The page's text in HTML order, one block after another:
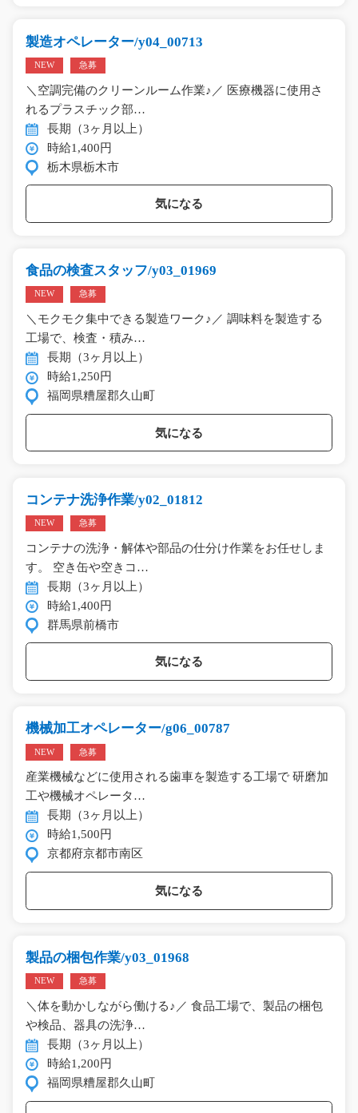
製造オペレーター/y04_00713
NEW 急募
＼空調完備のクリーンルーム作業♪／ 医療機器に使用さ
れるプラスチック部…
長期（3ヶ月以上）
時給1,400円
栃木県栃木市
気になる
食品の検査スタッフ/y03_01969
NEW 急募
＼モクモク集中できる製造ワーク♪／ 調味料を製造する
工場で、検査・積み…
長期（3ヶ月以上）
時給1,250円
福岡県糟屋郡久山町
気になる
コンテナ洗浄作業/y02_01812
NEW 急募
コンテナの洗浄・解体や部品の仕分け作業をお任せしま
す。 空き缶や空きコ…
長期（3ヶ月以上）
時給1,400円
群馬県前橋市
気になる
機械加工オペレーター/g06_00787
NEW 急募
産業機械などに使用される歯車を製造する工場で 研磨加
工や機械オペレータ…
長期（3ヶ月以上）
時給1,500円
京都府京都市南区
気になる
製品の梱包作業/y03_01968
NEW 急募
＼体を動かしながら働ける♪／ 食品工場で、製品の梱包
や検品、器具の洗浄…
長期（3ヶ月以上）
時給1,200円
福岡県糟屋郡久山町